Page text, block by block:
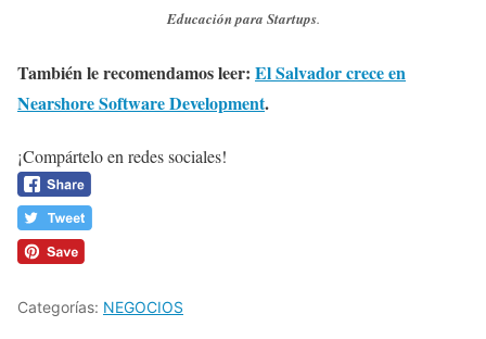
Educación para Startups.
También le recomendamos leer: El Salvador crece en
Nearshore Software Development.
¡Compártelo en redes sociales!
Categorías: NEGOCIOS